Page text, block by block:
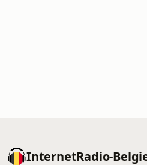
InternetRadio-